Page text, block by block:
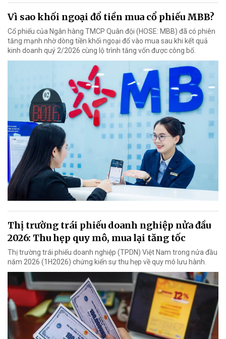
Vì sao khối ngoại đổ tiền mua cổ phiếu MBB?
Cổ phiếu của Ngân hàng TMCP Quân đội (HOSE: MBB) đã có phiên
tăng mạnh nhờ dòng tiền khối ngoại đổ vào mua sau khi kết quả
kinh doanh quý 2/2026 cùng lộ trình tăng vốn được công bố.
Thị trường trái phiếu doanh nghiệp nửa đầu
2026: Thu hẹp quy mô, mua lại tăng tốc
Thị trường trái phiếu doanh nghiệp (TPDN) Việt Nam trong nửa đầu
năm 2026 (1H2026) chứng kiến sự thu hẹp về quy mô lưu hành.